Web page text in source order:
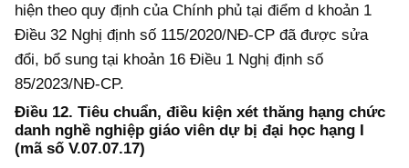
hiện theo quy định của Chính phủ tại điểm d khoản 1
Điều 32 Nghị định số 115/2020/NĐ-CP đã được sửa
đổi, bổ sung tại khoản 16 Điều 1 Nghị định số
85/2023/NĐ-CP.
Điều 12. Tiêu chuẩn, điều kiện xét thăng hạng chức
danh nghề nghiệp giáo viên dự bị đại học hạng I
(mã số V.07.07.17)